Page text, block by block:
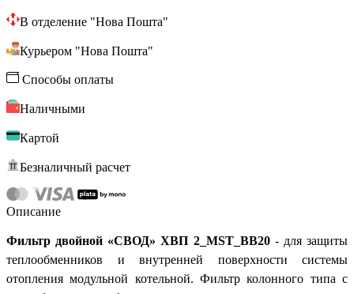
В отделение "Нова Пошта"
Курьером "Нова Пошта"
Способы оплаты
Наличными
Картой
Безналичный расчет
Описание
Фильтр двойной «СВОД» ХВП 2_MST_BB20 - для защиты
теплообменников и внутренней поверхности системы
отопления модульной котельной. Фильтр колонного типа с